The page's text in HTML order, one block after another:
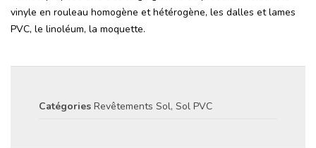
vinyle en rouleau homogène ethétérogène, les dalles et lames
PVC, le linoléum, la moquette.
Catégories Revêtements Sol, Sol PVC